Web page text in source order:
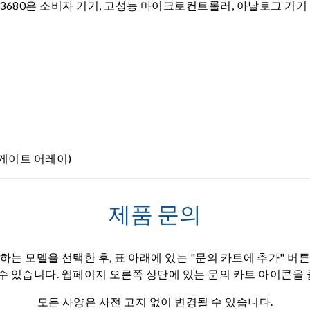
은 소비자 기기, 고성능 마이크로컨트롤러, 아날로그 기
이트 어레이)
제품 문의
는 모델을 선택한 후, 표 아래에 있는 "문의 카트에 추가" 버
있습니다. 웹페이지 오른쪽 상단에 있는 문의 카트 아이콘을
모든 사양은 사전 고지 없이 변경될 수 있습니다.